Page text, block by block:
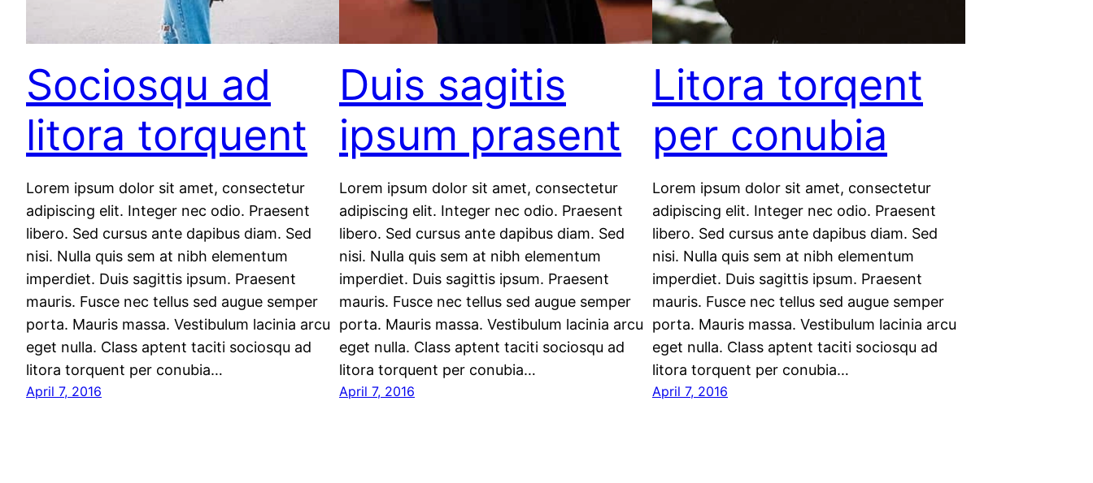
Sociosqu ad
litora torquent
Lorem ipsum dolor sit amet, consectetur
adipiscing elit. Integer nec odio. Praesent
libero. Sed cursus ante dapibus diam. Sed
nisi. Nulla quis sem at nibh elementum
imperdiet. Duis sagittis ipsum. Praesent
mauris. Fusce nec tellus sed augue semper
porta. Mauris massa. Vestibulum lacinia arcu
eget nulla. Class aptent taciti sociosqu ad
litora torquent per conubia…
April 7, 2016
Duis sagitis
ipsum prasent
Lorem ipsum dolor sit amet, consectetur
adipiscing elit. Integer nec odio. Praesent
libero. Sed cursus ante dapibus diam. Sed
nisi. Nulla quis sem at nibh elementum
imperdiet. Duis sagittis ipsum. Praesent
mauris. Fusce nec tellus sed augue semper
porta. Mauris massa. Vestibulum lacinia arcu
eget nulla. Class aptent taciti sociosqu ad
litora torquent per conubia…
April 7, 2016
Litora torqent
per conubia
Lorem ipsum dolor sit amet, consectetur
adipiscing elit. Integer nec odio. Praesent
libero. Sed cursus ante dapibus diam. Sed
nisi. Nulla quis sem at nibh elementum
imperdiet. Duis sagittis ipsum. Praesent
mauris. Fusce nec tellus sed augue semper
porta. Mauris massa. Vestibulum lacinia arcu
eget nulla. Class aptent taciti sociosqu ad
litora torquent per conubia…
April 7, 2016